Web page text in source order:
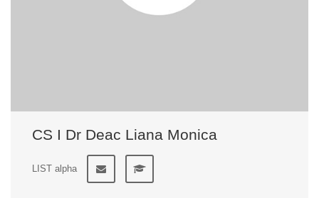
CS I Dr Deac Liana Monica
LIST alpha